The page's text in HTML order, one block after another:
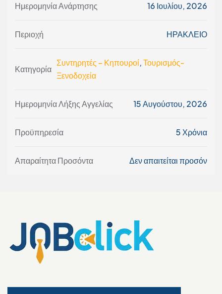
Ημερομηνία Ανάρτησης 16 Ιουλίου, 2026
Περιοχή ΗΡΑΚΛΕΙΟ
Κατηγορία
Συντηρητές – Κηπουροί,Τουρισμός-
Ξενοδοχεία
Ημερομηνία Λήξης Αγγελίας 15 Αυγούστου, 2026
Προϋπηρεσία 5 Χρόνια
Απαραίτητα Προσόντα Δεν απαιτείται προσόν